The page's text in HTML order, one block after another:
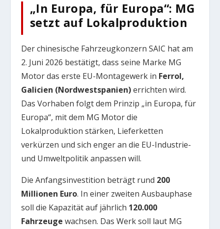
„In Europa, für Europa“: MG
setzt auf Lokalproduktion
Der chinesische Fahrzeugkonzern SAIC hat am
2. Juni 2026 bestätigt, dass seine Marke MG
Motor das erste EU-Montagewerk in Ferrol,
Galicien (Nordwestspanien)errichten wird.
Das Vorhaben folgt dem Prinzip „in Europa, für
Europa“, mit dem MG Motor die
Lokalproduktion stärken, Lieferketten
verkürzen und sich enger an die EU-Industrie-
und Umweltpolitik anpassen will.
Die Anfangsinvestition beträgt rund 200
Millionen Euro. In einer zweiten Ausbauphase
soll die Kapazität auf jährlich 120.000
Fahrzeuge wachsen. Das Werk soll laut MG